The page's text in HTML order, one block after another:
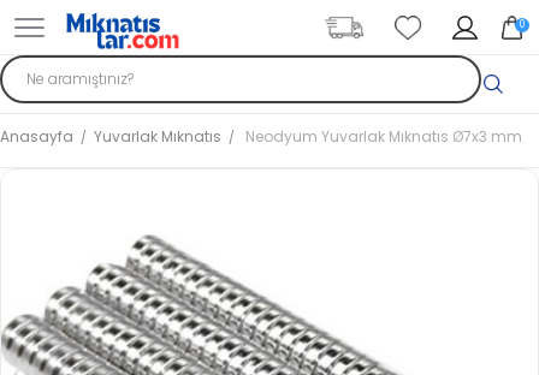
0
Anasayfa Yuvarlak Mıknatıs Neodyum Yuvarlak Mıknatıs Ø7x3 mm